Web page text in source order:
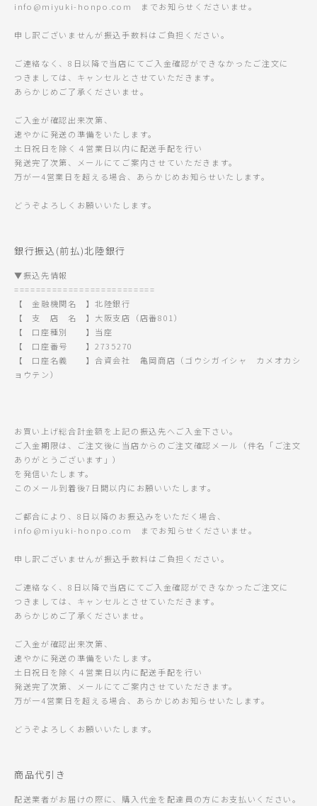
info@miyuki-honpo.com までお知らせくださいませ。
申し訳ございませんが振込手数料はご負担ください。
ご連絡なく、8日以降で当店にてご入金確認ができなかったご注文に
つきましては、キャンセルとさせていただきます。
あらかじめご了承くださいませ。
ご入金が確認出来次第、
速やかに発送の準備をいたします。
土日祝日を除く４営業日以内に配送手配を行い
発送完了次第、メールにてご案内させていただきます。
万が一4営業日を超える場合、あらかじめお知らせいたします。
どうぞよろしくお願いいたします。
銀行振込(前払)北陸銀行
▼振込先情報
==========================
【 金融機関名 】北陸銀行
【 支 店 名 】大阪支店（店番801）
【 口座種別 】当座
【 口座番号 】2735270
【 口座名義 】合資会社 亀岡商店（ゴウシガイシャ カメオカシ
ョウテン）
お買い上げ総合計金額を上記の振込先へご入金下さい。
ご入金期限は、ご注文後に当店からのご注文確認メール（件名「ご注文
ありがとうございます」）
を発信いたします。
このメール到着後7日間以内にお願いいたします。
ご都合により、8日以降のお振込みをいただく場合、
info@miyuki-honpo.com までお知らせくださいませ。
申し訳ございませんが振込手数料はご負担ください。
ご連絡なく、8日以降で当店にてご入金確認ができなかったご注文に
つきましては、キャンセルとさせていただきます。
あらかじめご了承くださいませ。
ご入金が確認出来次第、
速やかに発送の準備をいたします。
土日祝日を除く４営業日以内に配送手配を行い
発送完了次第、メールにてご案内させていただきます。
万が一4営業日を超える場合、あらかじめお知らせいたします。
どうぞよろしくお願いいたします。
商品代引き
配送業者がお届けの際に、購入代金を配達員の方にお支払いください。